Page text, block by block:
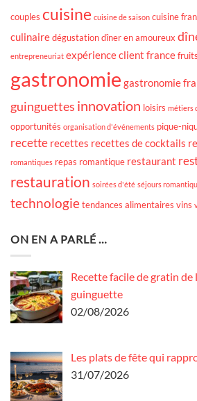
couples cuisine cuisine de saison cuisine
culinairedégustationdîner en amoureux
entrepreneuriat expérience client france
gastronomie gastronomie
guinguettes innovation loisirs métiers
opportunités organisation d'événements pique-
recette recettes recettes de cocktails
romantiques repas romantique restaurant
restauration soirées d'été séjours
technologietendances alimentaires vins
ON EN A PARLÉ …
Recette facile de gratin de
guinguette
02/08/2026
Les plats de fête qui
31/07/2026